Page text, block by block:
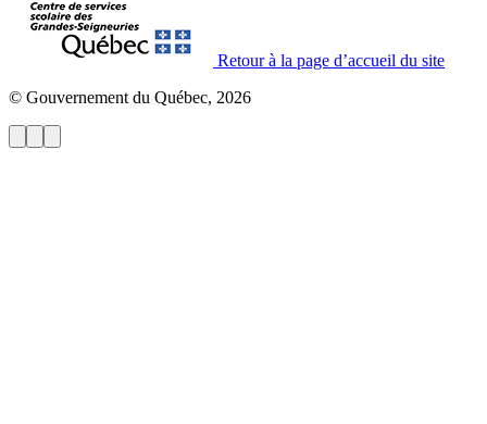
Retour à la page d’accueil du site
© Gouvernement du Québec, 2026